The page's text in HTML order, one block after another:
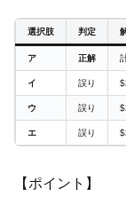
選択肢 判定
ア 正解
イ 誤り
ウ 誤り
エ 誤り
【ポイント】